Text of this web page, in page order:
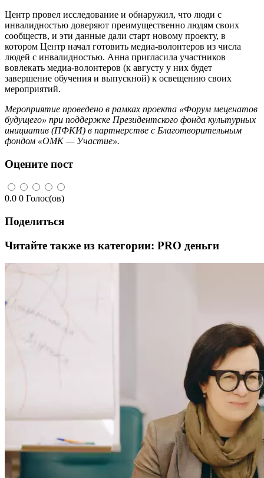
Центр провел исследование и обнаружил, что люди с
инвалидностью доверяют преимущественно людям своих
сообществ, и эти данные дали старт новому проекту, в
котором Центр начал готовить медиа-волонтеров из числа
людей с инвалидностью. Анна пригласила участников
вовлекать медиа-волонтеров (к августу у них будет
завершение обучения и выпускной) к освещению своих
мероприятий.
Мероприятие проведено в рамках проекта «Форум меценатов
будущего» при поддержке Президентского фонда культурных
инициатив (ПФКИ) в партнерстве с Благотворительным
фондом «ОМК — Участие».
Оцените пост
0.0 0 Голос(ов)
Поделиться
Читайте также из категории: PRO деньги